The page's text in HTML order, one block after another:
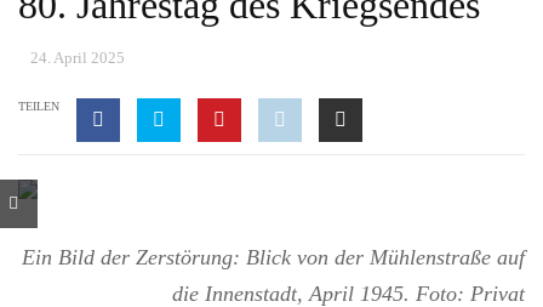
24. April 2025
TEILEN
Ein Bild der Zerstörung: Blick von der Mühlenstraße auf
die Innenstadt, April 1945. Foto: Privat